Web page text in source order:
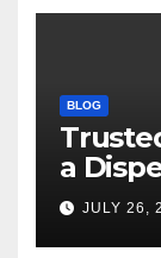
BLOG
a
JULY 26,